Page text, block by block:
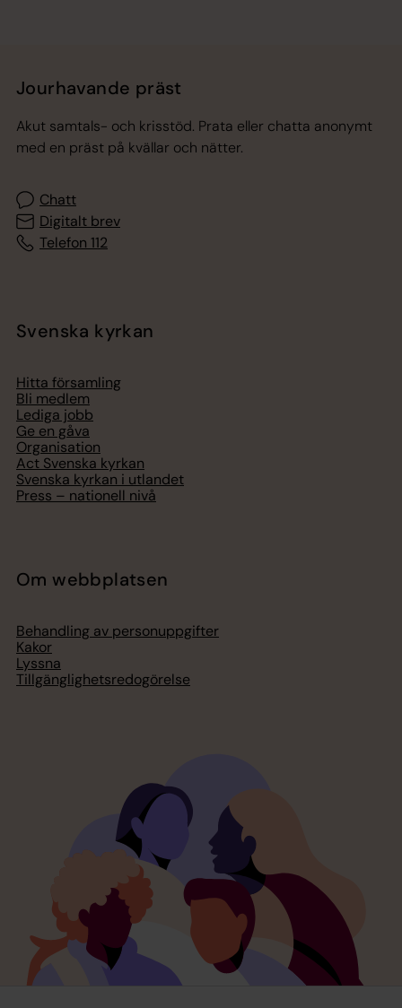
Jourhavande präst
Akut samtals- och krisstöd. Prata eller chatta anonymt
med en präst på kvällar och nätter.
Chatt
Digitalt brev
Telefon 112
Svenska kyrkan
Hitta församling
Bli medlem
Lediga jobb
Ge en gåva
Organisation
Act Svenska kyrkan
Svenska kyrkan i utlandet
Press – nationell nivå
Om webbplatsen
Behandling av personuppgifter
Kakor
Lyssna
Tillgänglighetsredogörelse